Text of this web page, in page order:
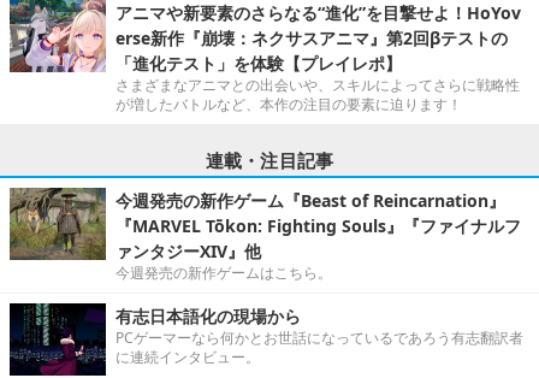
アニマや新要素のさらなる“進化”を目撃せよ！HoYov
erse新作『崩壊：ネクサスアニマ』第2回βテストの
「進化テスト」を体験【プレイレポ】
さまざまなアニマとの出会いや、スキルによってさらに戦略性
が増したバトルなど、本作の注目の要素に迫ります！
連載・注目記事
今週発売の新作ゲーム『Beast of Reincarnation』
『MARVEL Tōkon: Fighting Souls』『ファイナルフ
ァンタジーXIV』他
今週発売の新作ゲームはこちら。
有志日本語化の現場から
PCゲーマーなら何かとお世話になっているであろう有志翻訳者
に連続インタビュー。